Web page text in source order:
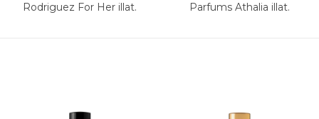
Rodriguez For Her illat.
Parfums Athalia illat.